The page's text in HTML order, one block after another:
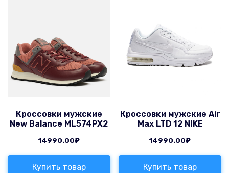
Кроссовки мужские
New Balance ML574PX2
14990.00₽
Купить товар
Кроссовки мужские Air
Max LTD 12 NIKE
14990.00₽
Купить товар